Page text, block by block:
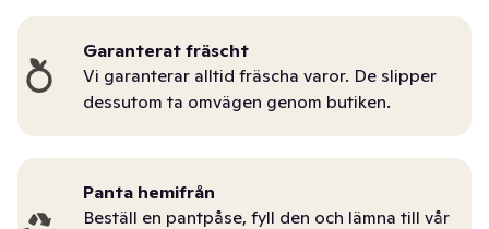
Garanterat fräscht
Vi garanterar alltid fräscha varor. De slipper
dessutom ta omvägen genom butiken.
Panta hemifrån
Beställ en pantpåse, fyll den och lämna till vår